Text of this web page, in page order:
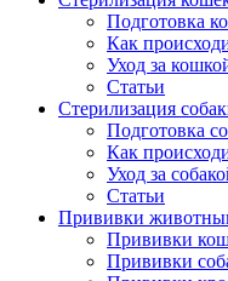
Подготовка
Как
Уход за
Статьи
Стерилизация
Подготовка
Как
Уход за
Статьи
Прививки
Прививки
Прививки